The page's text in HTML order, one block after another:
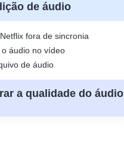
de áudio
fora de sincronia
áudio no vídeo
de áudio
a qualidade do áudio